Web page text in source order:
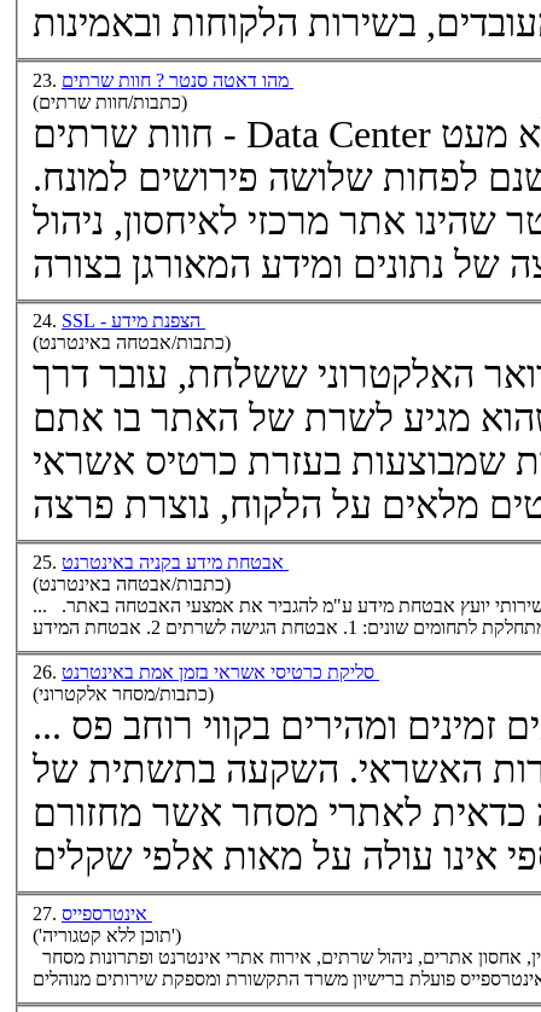
23.
(כתבות/חוות שרתים)
חוות שרתים
- Data Center המינוח דאטה סנטר גורם ללא מעט
לפחות שלושה פירושים למונח.
אתר מרכזי לאיחסון, ניהול
24.
(כתבות/אבטחה באינטרנט)
האלקטרוני ששלחת, עובר דרך
מגיע לשרת של האתר בו אתם
שמבוצעות בעזרת כרטיס אשראי
25.
(כתבות/אבטחה באינטרנט)
... מאגר נתונים עם כרטיסי אשראי ופרטי משתמש להעזר בשירותי יועץ אבטחת מידע ע"מ להגביר את אמצעי האבטחה באתר.
שונים: 1. אבטחת הגישה ל
שרתים
26.
(כתבות/מסחר אלקטרוני)
זמינים ומהירים בקווי רוחב פס
האשראי. השקעה בתשתית של
כדאית לאתרי מסחר אשר מחזורם
27.
('תוכן ללא קטגוריה')
אחסון אתרים, ניהול שרתים, אירוח אתרי אינטרנט ופתרונות מסחר